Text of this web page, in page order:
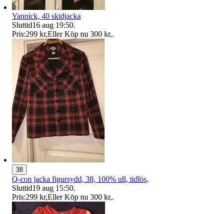
Yannick, 40 skidjacka
Sluttid16 aug 19:50.
Pris:299 kr,Eller Köp nu 300 kr,.
38
Q-con jacka figursydd, 38, 100% ull, tidlös,
Sluttid19 aug 15:50.
Pris:299 kr,Eller Köp nu 300 kr,.